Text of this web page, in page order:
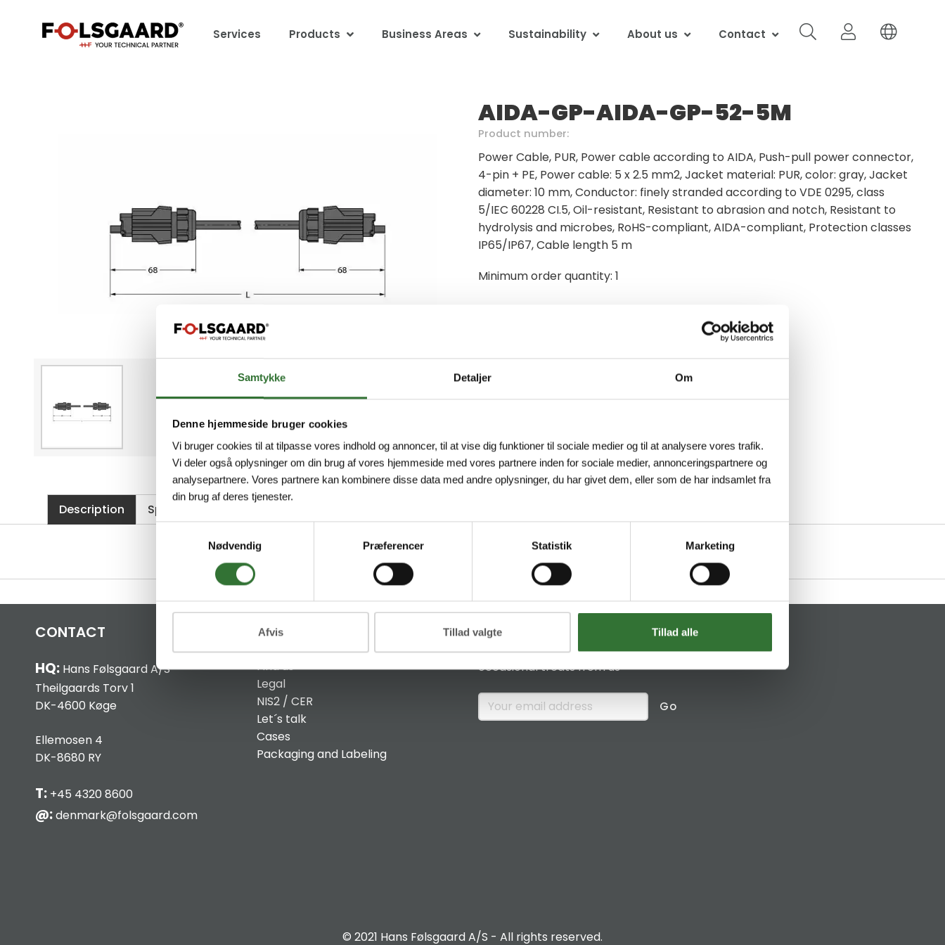
Samtykke Detaljer Om
Denne hjemmeside bruger cookies
Vi bruger cookies til at tilpasse vores indhold og annoncer, til at vise dig funktioner til sociale medier og til at analysere vores trafik.
Vi deler også oplysninger om din brug af vores hjemmeside med vores partnere inden for sociale medier, annonceringspartnere og
analysepartnere. Vores partnere kan kombinere disse data med andre oplysninger, du har givet dem, eller som de har indsamlet fra
din brug af deres tjenester.
Nødvendig
Præferencer Statistik Marketing
Afvis Tillad valgte Tillad alle
Services Products Business Areas Sustainability About us Contact
AIDA-GP-AIDA-GP-52-5M
Product number:
Power Cable, PUR, Power cable according to AIDA, Push-pull power connector,
4-pin + PE, Power cable: 5 x 2.5 mm2, Jacket material: PUR, color: gray, Jacket
diameter: 10 mm, Conductor: finely stranded according to VDE 0295, class
5/IEC 60228 CI.5, Oil-resistant, Resistant to abrasion and notch, Resistant to
hydrolysis and microbes, RoHS-compliant, AIDA-compliant, Protection classes
IP65/IP67, Cable length 5 m
Minimum order quantity: 1
Description Specifications
CONTACT
HQ:Hans Følsgaard A/S
Theilgaards Torv 1
DK-4600 Køge
Ellemosen 4
DK-8680 RY
T:+45 4320 8600
@:denmark@folsgaard.com
INFO
Find us
Legal
NIS2 / CER
Let´s talk
Cases
Packaging and Labeling
News & Insights
Sign up if you would like to receive
occasional treats from us
Go
© 2021 Hans Følsgaard A/S - All rights reserved.